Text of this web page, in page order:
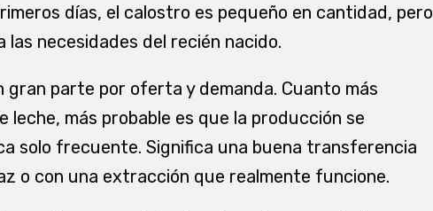
días, el calostro es pequeño en cantidad, pero
necesidades del recién nacido.
parte por oferta y demanda. Cuanto más
más probable es que la producción se
solo frecuente. Significa una buena transferencia
o con una extracción que realmente funcione.